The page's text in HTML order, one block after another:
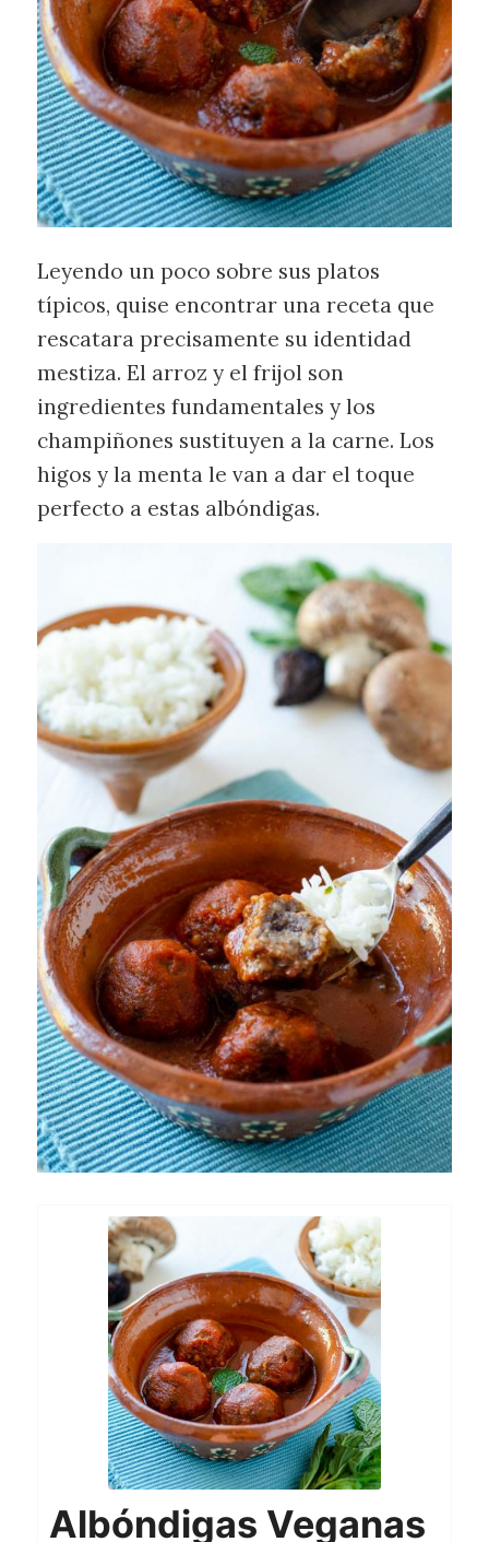
Leyendo un poco sobre sus platos
típicos, quise encontrar una receta que
rescatara precisamente su identidad
mestiza. El arroz y el frijol son
ingredientes fundamentales y los
champiñones sustituyen a la carne. Los
higos y la menta le van a dar el toque
perfecto a estas albóndigas.
Albóndigas Veganas